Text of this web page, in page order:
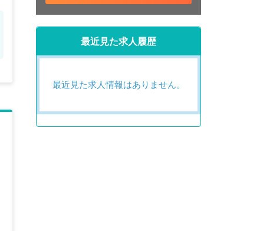
最近見た求人履歴
最近見た求人情報はありません。